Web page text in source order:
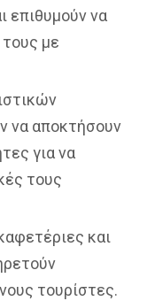
επιθυμούν να
με
να αποκτήσουν
για να
τους
και
τουρίστες.